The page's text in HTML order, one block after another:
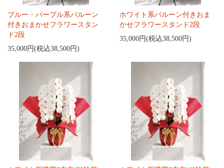
ブルー・パープル系バルーン
付きおまかせフラワースタン
ド2段
35,000円(税込38,500円)
ホワイト系バルーン付きおま
かせフラワースタンド2段
35,000円(税込38,500円)